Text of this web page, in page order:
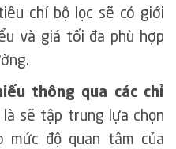
chí bộ lọc sẽ có giới
và giá tối đa phù hợp
thông qua các chỉ
là sẽ tập trung lựa chọn
mức độ quan tâm của